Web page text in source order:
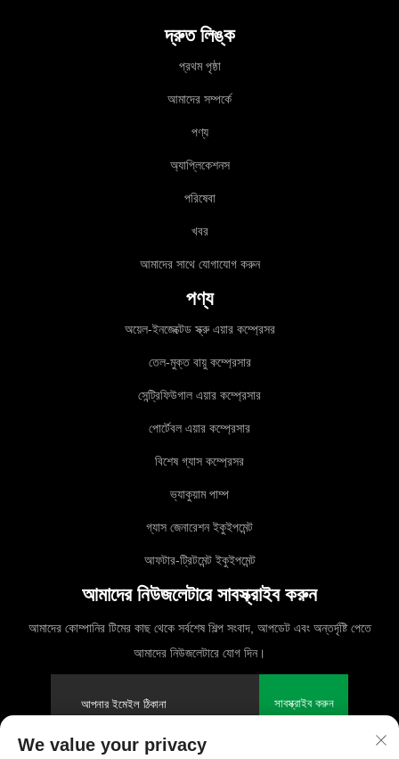
দ্রুত লিঙ্ক
প্রথম পৃষ্ঠা
আমাদের সম্পর্কে
পণ্য
অ্যাপ্লিকেশনস
পরিষেবা
খবর
আমাদের সাথে যোগাযোগ করুন
পণ্য
অয়েল-ইনজেক্টেড স্ক্রু এয়ার কম্প্রেসর
তেল-মুক্ত বায়ু কম্প্রেসার
সেন্ট্রিফিউগাল এয়ার কম্প্রেসার
পোর্টেবল এয়ার কম্প্রেসার
বিশেষ গ্যাস কম্প্রেসর
ভ্যাকুয়াম পাম্প
গ্যাস জেনারেশন ইকুইপমেন্ট
আফটার-ট্রিটমেন্ট ইকুইপমেন্ট
আমাদের নিউজলেটারে সাবস্ক্রাইব করুন
আমাদের কোম্পানির টিমের কাছ থেকে সর্বশেষ শিল্প সংবাদ, আপডেট এবং অন্তর্দৃষ্টি পেতে
আমাদের নিউজলেটারে যোগ দিন।
সাবস্ক্রাইব করুন
We value your privacy